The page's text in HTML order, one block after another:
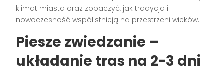
klimat miasta oraz zobaczyć, jak tradycja i
nowoczesność współistnieją na przestrzeni wieków.
Piesze zwiedzanie –
układanie tras na 2-3 dni